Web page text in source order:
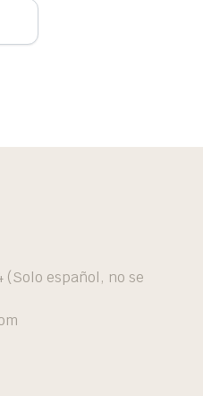
(Solo español, no se